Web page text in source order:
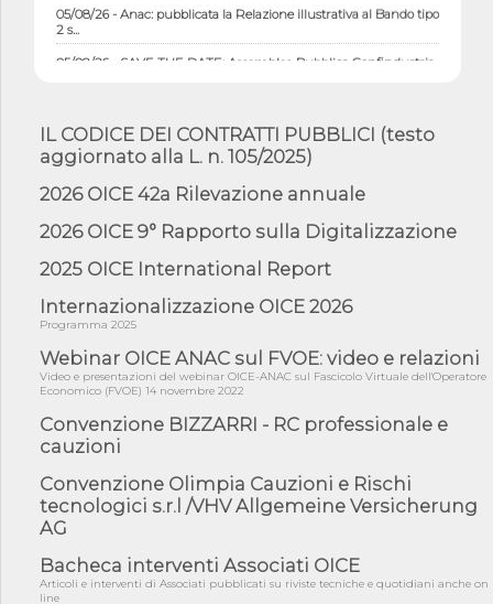
05/08/26 - Anac: pubblicata la Relazione illustrativa al Bando tipo
2 s...
05/08/26 - SAVE THE DATE: Assemblea Pubblica Confindustria
05/08/26 - Lettera OICE per il bando della Giunta Regionale della
Campa...
04/08/26 - DL PA: previste cancellazioni da elenchi professionisti
COP31, An...
04/08/26 - CdS, project financing: progetto di fattibilità da
impugnar...
04/08/26 - Rapporto Anac corruzione 2020-2026: procedimenti
penali per ...
04/08/26 - CdS: partecipazione alla gara non equivale ad
acquiescenza r...
04/08/26 - DL Infrastrutture approvato alla Camera, passa ora al
03/08/26 - TAR Piemonte: RUP può avvalersi di consulente
esterno per v...
aggiudicazioni e...
03/08/26 - Conferenza Obiettivo Export: Imprese e Territori del
IL CODICE DEI CONTRATTI PUBBLICI (testo
aggiornato alla L. n. 105/2025)
2026 OICE 42a Rilevazione annuale
2026 OICE 9° Rapporto sulla Digitalizzazione
2025 OICE International Report
Internazionalizzazione OICE 2026
Programma 2025
Webinar OICE ANAC sul FVOE: video e relazioni
Video e presentazioni del webinar OICE-ANAC sul Fascicolo Virtuale dell'Operatore
Economico (FVOE) 14 novembre 2022
Convenzione BIZZARRI - RC professionale e
cauzioni
Convenzione Olimpia Cauzioni e Rischi
tecnologici s.r.l /VHV Allgemeine Versicherung
AG
Bacheca interventi Associati OICE
Articoli e interventi di Associati pubblicati su riviste tecniche e quotidiani anche on
line